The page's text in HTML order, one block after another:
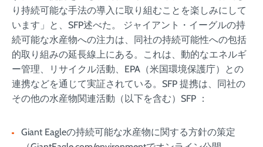
り持続可能な手法の導入に取り組むことを楽しみにして
います」と、SFP述べた。 ジャイアント・イーグルの持
続可能な水産物への注力は、同社の持続可能性への包括
的取り組みの延長線上にある。これは、動的なエネルギ
ー管理、リサイクル活動、EPA（米国環境保護庁）との
連携などを通じて実証されている。SFP 提携は、同社の
その他の水産物関連活動（以下を含む）SFP ：
Giant Eagleの持続可能な水産物に関する方針の策定